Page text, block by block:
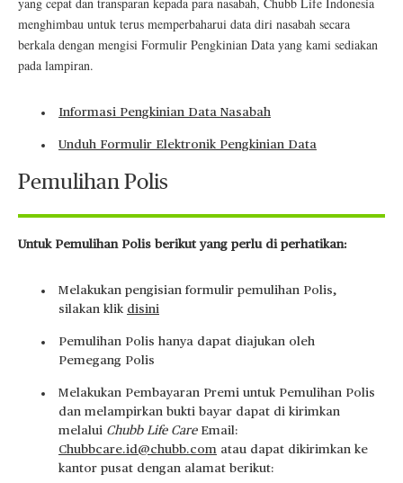
menghimbau untuk terus memperbaharui data diri nasabah secara
berkala dengan mengisi Formulir Pengkinian Data yang kami sediakan
pada lampiran.
Informasi Pengkinian Data Nasabah
Unduh Formulir Elektronik Pengkinian Data
Pemulihan Polis
Untuk Pemulihan Polis berikut yang perlu di perhatikan:
Melakukan pengisian formulir pemulihan Polis,
silakan klik disini
Pemulihan Polis hanya dapat diajukan oleh
Pemegang Polis
Melakukan Pembayaran Premi untuk Pemulihan Polis
dan melampirkan bukti bayar dapat di kirimkan
melalui Chubb Life CareEmail:
Chubbcare.id@chubb.com atau dapat dikirimkan ke
kantor pusat dengan alamat berikut: